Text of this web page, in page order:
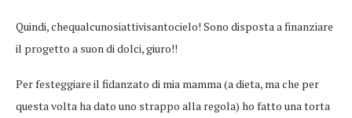
Quindi, chequalcunosiattivisantocielo! Sono disposta a finanziare
il progetto a suon di dolci, giuro!!
Per festeggiare il fidanzato di mia mamma (a dieta, ma che per
questa volta ha dato uno strappo alla regola) ho fatto una torta